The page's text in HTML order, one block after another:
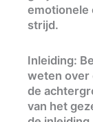
emotionele
strijd.
Inleiding:
weten over
de
van het